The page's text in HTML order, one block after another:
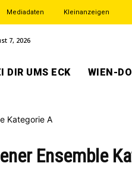
Mediadaten Kleinanzeigen
7, 2026
DIR UMS ECK WIEN-
Ensemble